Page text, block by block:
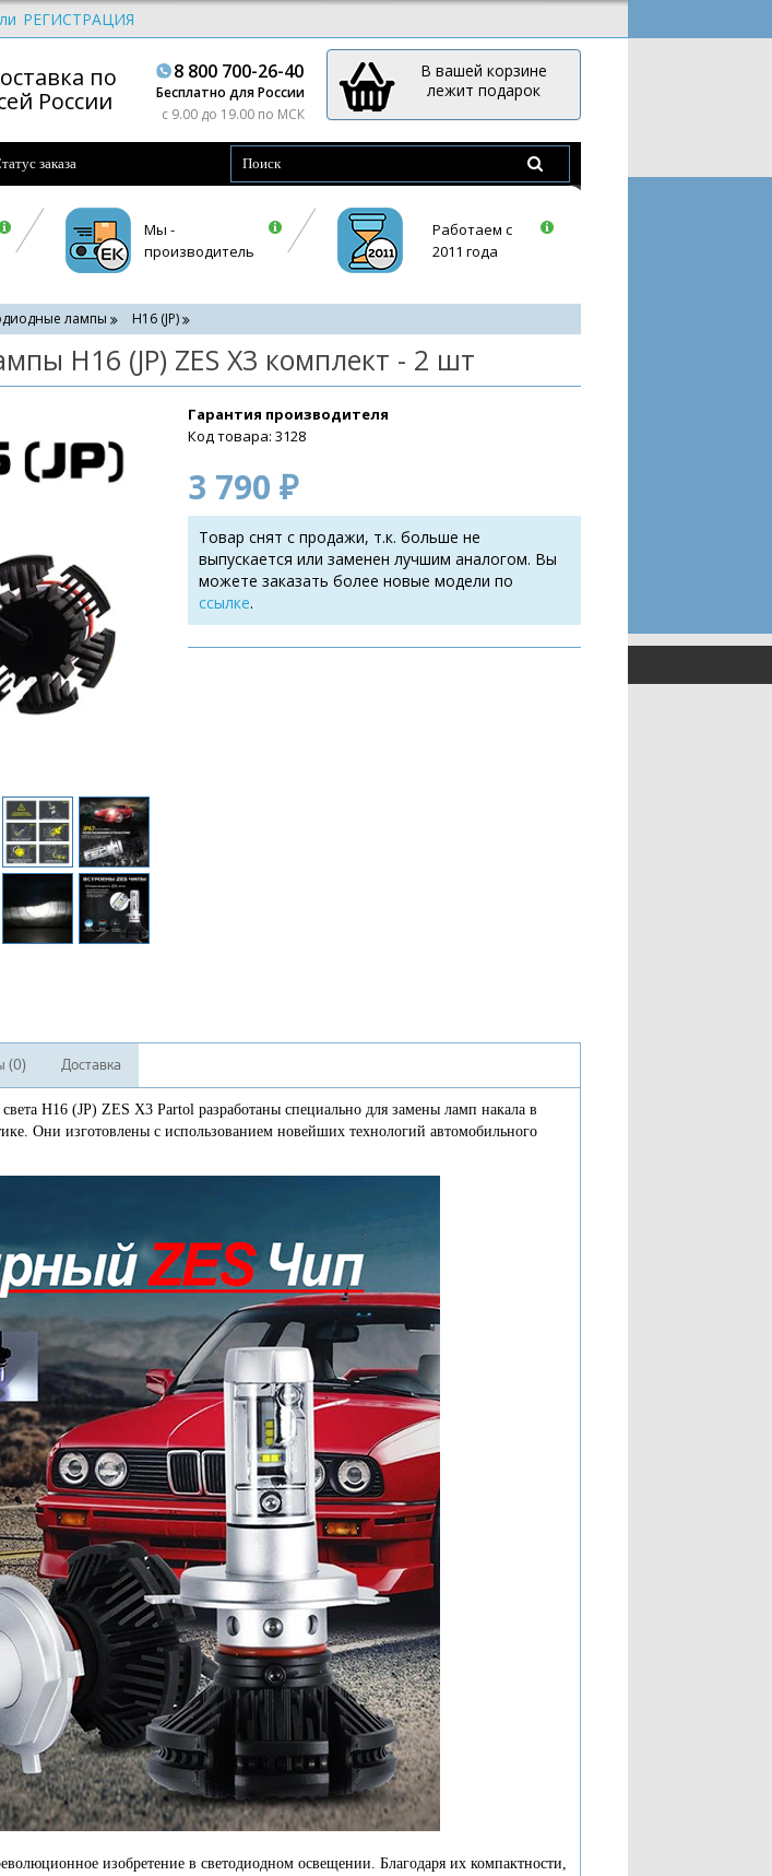
РЕГИСТРАЦИЯ
по
России
8 800 700-26-40
Бесплатно для России
c 9.00 до 19.00 по МСК
В вашей корзине
лежит подарок
заказа
Мы -
производитель
Работаем с
2011 года
лампы H16 (JP)
H16 (JP) ZES X3 комплект - 2 шт
Гарантия производителя
Код товара: 3128
3 790 ₽
Товар снят с продажи, т.к. больше не
выпускается или заменен лучшим аналогом. Вы
можете заказать более новые модели по
ссылке.
(0) Доставка
H16 (JP) ZES X3 Partol разработаны специально для замены ламп накала в
Они изготовлены с использованием новейших технологий автомобильного
изобретение в светодиодном освещении. Благодаря их компактности,